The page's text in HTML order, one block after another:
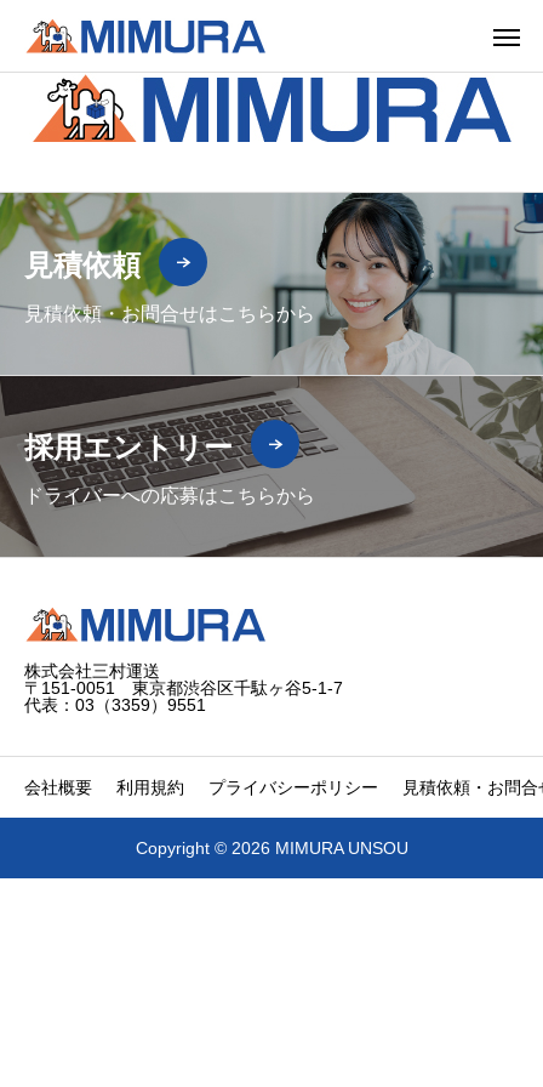
見積依頼
見積依頼・お問合せはこちらから
採用エントリー
ドライバーへの応募はこちらから
株式会社三村運送
〒151-0051 東京都渋谷区千駄ヶ谷5-1-7
代表：03（3359）9551
会社概要 利用規約 プライバシーポリシー 見積依頼・お問合
Copyright © 2026 MIMURA UNSOU